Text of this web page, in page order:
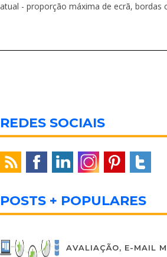
atual - proporção máxima de ecrã, bordas
REDES SOCIAIS
POSTS + POPULARES
AVALIAÇÃO, E-MAIL